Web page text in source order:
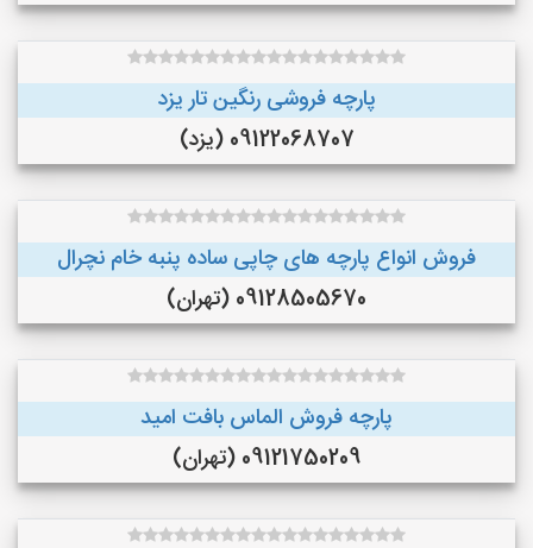
پارچه فروشی رنگین تار یزد
09122068707 (یزد)
فروش انواع پارچه های چاپی ساده پنبه خام نچرال
09128505670 (تهران)
پارچه فروش الماس بافت امید
09121750209 (تهران)